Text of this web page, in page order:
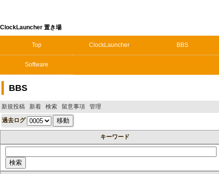
ClockLauncher 置き場
Top ClockLauncher BBS
Software
BBS
新規投稿 新着 検索 留意事項 管理
過去ログ
キーワード